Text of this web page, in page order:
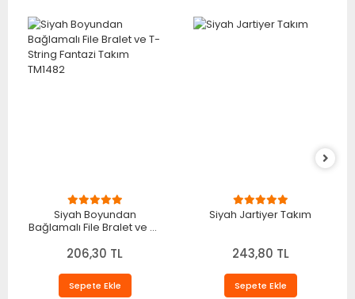
Siyah Boyundan
Bağlamalı File Bralet ve T-
TM1482
206,30 TL
Sepete Ekle
Siyah Jartiyer Takım
243,80 TL
Sepete Ekle